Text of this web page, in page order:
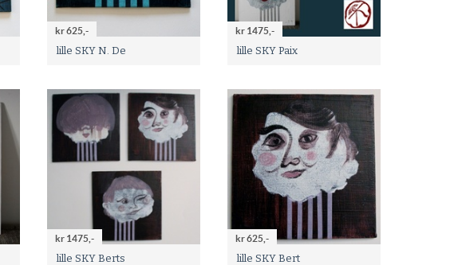
kr 625,-
lille SKY N. De
kr 1475,-
lille SKY Paix
kr 1475,-
lille SKY Berts
kr 625,-
lille SKY Bert